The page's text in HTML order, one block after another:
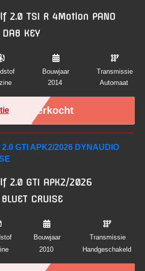
2.0 TSI R 4Motion PANO
KEY
Bouwjaar
2014
Transmissie
Automaat
Verkocht
2.0 GTI APK2/2026
CRUISE
Bouwjaar
2010
Transmissie
Handgeschakeld